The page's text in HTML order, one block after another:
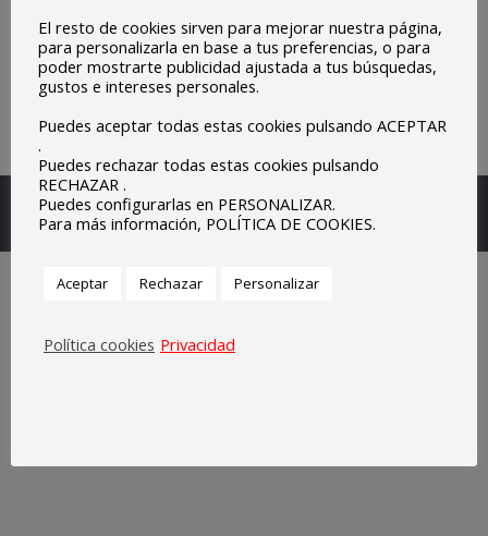
Escuelas Parroquiales Sagrado Corazón de Olivenza.
Legal
El resto de cookies sirven para mejorar nuestra página,
para personalizarla en base a tus preferencias, o para
poder mostrarte publicidad ajustada a tus búsquedas,
gustos e intereses personales.
Puedes aceptar todas estas cookies pulsando ACEPTAR
.
Puedes rechazar todas estas cookies pulsando
RECHAZAR .
Puedes configurarlas en PERSONALIZAR.
Para más información, POLÍTICA DE COOKIES.
Aceptar Rechazar Personalizar
Política cookies Privacidad